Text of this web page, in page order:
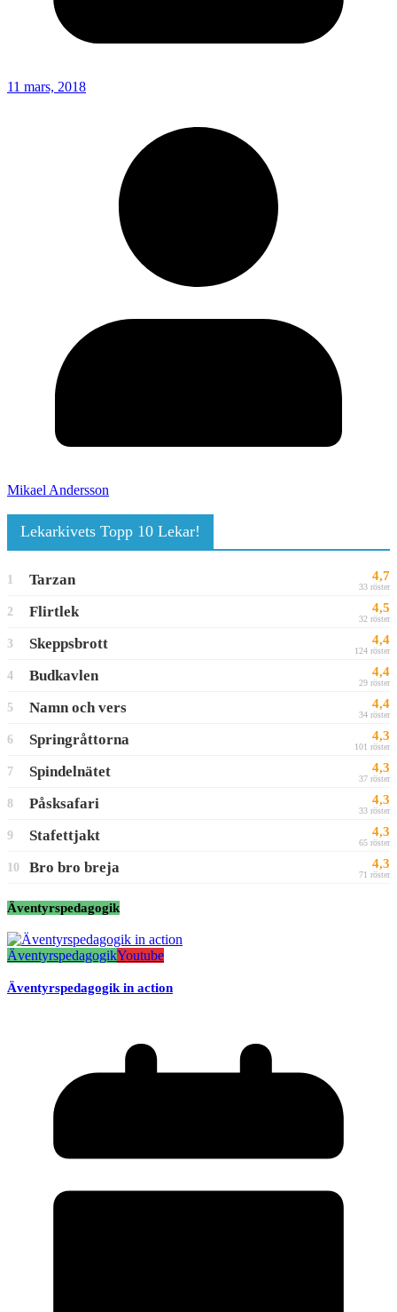
11 mars, 2018
Mikael Andersson
Lekarkivets Topp 10 Lekar!
1 Tarzan 4,7
33 röster
2 Flirtlek 4,5
32 röster
3 Skeppsbrott 4,4
124 röster
4 Budkavlen 4,4
29 röster
5 Namn och vers 4,4
34 röster
6 Springråttorna 4,3
101 röster
7 Spindelnätet 4,3
37 röster
8 Påsksafari 4,3
33 röster
9 Stafettjakt 4,3
65 röster
10 Bro bro breja 4,3
71 röster
Äventyrspedagogik
ÄventyrspedagogikYoutube
Äventyrspedagogik in action